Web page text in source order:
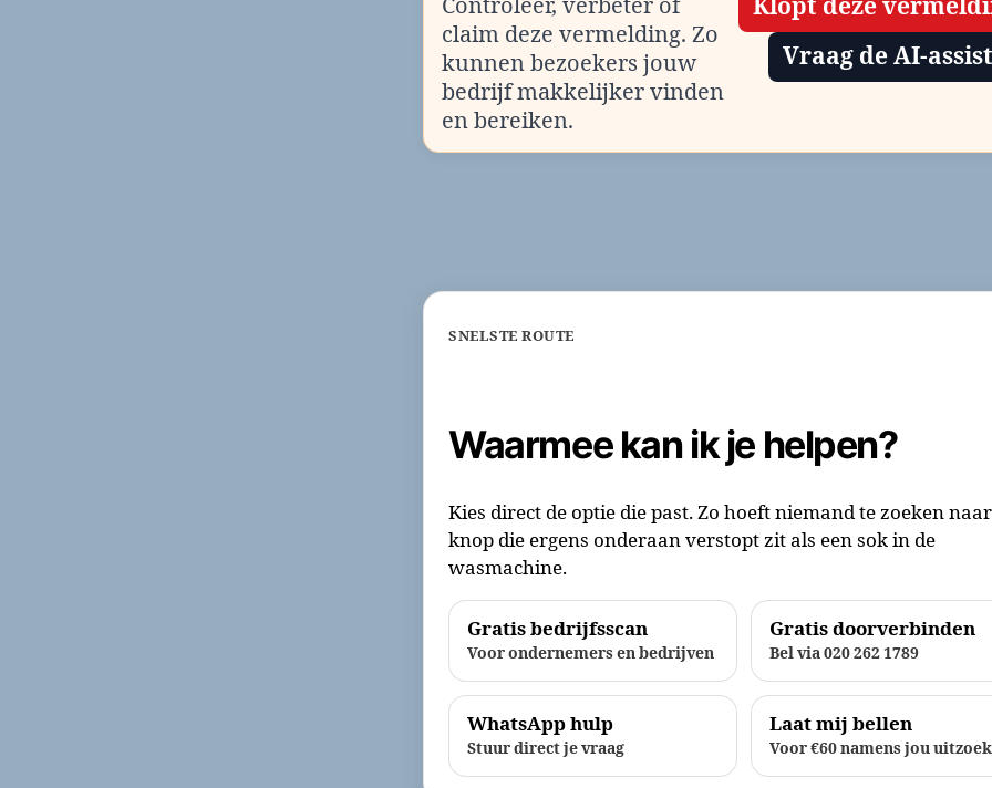
Controleer, verbeter of
claim deze vermelding. Zo
kunnen bezoekers jouw
bedrijf makkelijker vinden
en bereiken.
Klopt deze
Vraag de AI-
SNELSTE ROUTE
Waarmee kan ik je helpen?
Kies direct de optie die past. Zo hoeft niemand te zoeken
knop die ergens onderaan verstopt zit als een sok in de
wasmachine.
Gratis bedrijfsscan
Voor ondernemers en bedrijven
Gratis doorverbinden
Bel via 020 262 1789
WhatsApp hulp
Stuur direct je vraag
Laat mij bellen
Voor €60 namens jou